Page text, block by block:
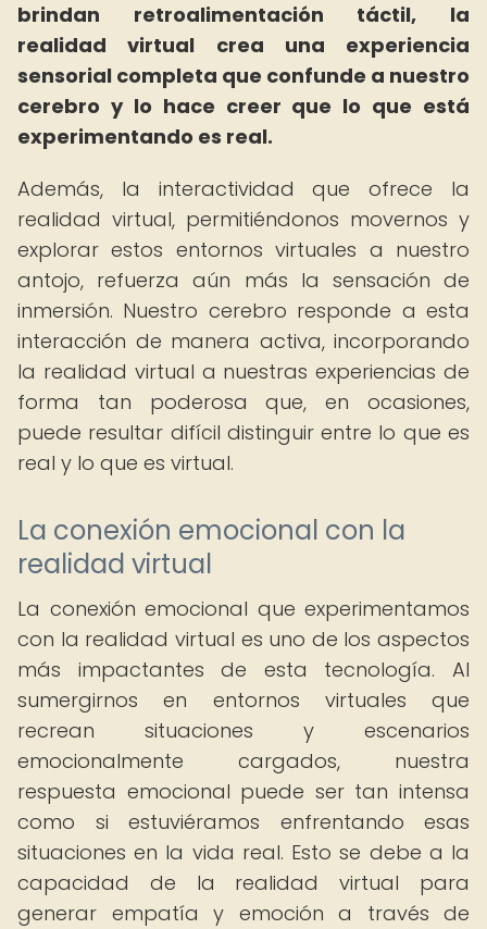
brindan retroalimentación táctil, la
realidad virtual crea una experiencia
sensorial completa que confunde a nuestro
cerebro y lo hace creer que lo que está
experimentando es real.
Además, la interactividad que ofrece la
realidad virtual, permitiéndonos movernos y
explorar estos entornos virtuales a nuestro
antojo, refuerza aún más la sensación de
inmersión. Nuestro cerebro responde a esta
interacción de manera activa, incorporando
la realidad virtual a nuestras experiencias de
forma tan poderosa que, en ocasiones,
puede resultar difícil distinguir entre lo que es
real y lo que es virtual.
La conexión emocional con la
realidad virtual
La conexión emocional que experimentamos
con la realidad virtual es uno de los aspectos
más impactantes de esta tecnología. Al
sumergirnos en entornos virtuales que
recrean situaciones y escenarios
emocionalmente cargados, nuestra
respuesta emocional puede ser tan intensa
como si estuviéramos enfrentando esas
situaciones en la vida real. Esto se debe a la
capacidad de la realidad virtual para
generar empatía y emoción a través de